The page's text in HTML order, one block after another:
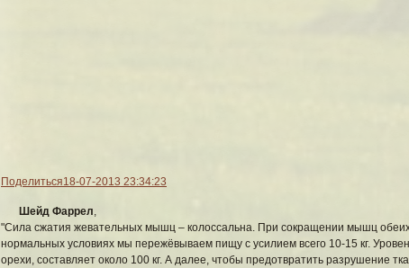
Поделиться18-07-2013 23:34:23
Шейд Фаррел
"Сила сжатия жевательных мышц – колоссальна. При сокращении мышц обеих
нормальных условиях мы пережёвываем пищу с усилием всего 10-15 кг.
орехи, составляет около 100 кг. А далее, чтобы предотвратить разрушение